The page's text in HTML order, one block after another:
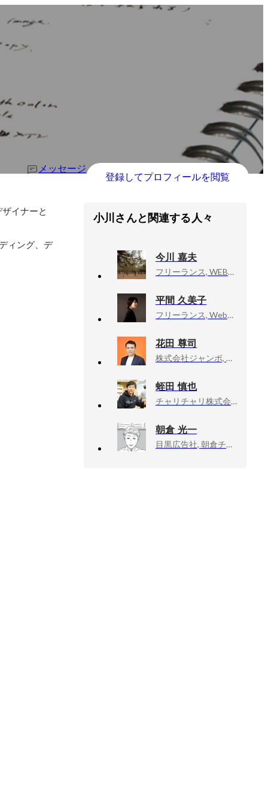
メッセージ
登録してプロフィールを閲覧
イナーと
ィング、デ
小川さんと関連する人々
今川 嘉夫
フリーランス, WEBデザイナー・フロントエンジニア
平間 久美子
フリーランス, Webデザイナー、Webディレクター、UIデザイナー
花田 尊司
株式会社ジャンボ, 社長・エンジニア
蛭田 慎也
チャリチャリ株式会社, VP of Engineering
朝倉 光一
目黒広告社, 朝倉チーム／クリエイティブ・ディレクター